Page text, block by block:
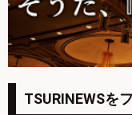
TSURINEWSを